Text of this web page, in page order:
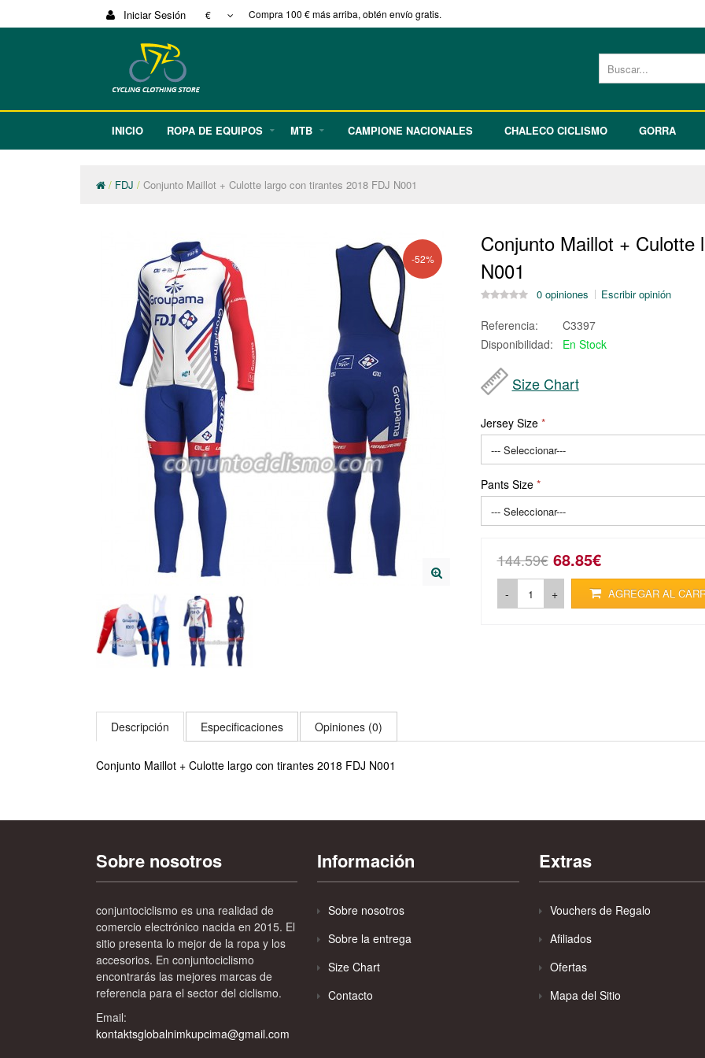
Iniciar Sesión € Compra 100 € más arriba, obtén envío gratis.
INICIO ROPA DE EQUIPOS MTB CAMPIONE NACIONALES CHALECO CICLISMO GORRA
FDJ Conjunto Maillot + Culotte largo con tirantes 2018 FDJ N001
-52%
Conjunto Maillot +
N001
0 opiniones Escribir opinión
Referencia:
C3397
Disponibilidad:
En Stock
Size Chart
Jersey Size
Pants Size
144.59€ 68.85€
- + AGREGAR AL
Descripción Especificaciones Opiniones (0)
Conjunto Maillot + Culotte largo con tirantes 2018 FDJ N001
Sobre nosotros
conjuntociclismo es una realidad de
comercio electrónico nacida en 2015. El
sitio presenta lo mejor de la ropa y los
accesorios. En conjuntociclismo
encontrarás las mejores marcas de
referencia para el sector del ciclismo.
Email:
kontaktsglobalnimkupcima@gmail.com
Información
Sobre nosotros
Sobre la entrega
Size Chart
Contacto
Extras
Vouchers de Regalo
Afiliados
Ofertas
Mapa del Sitio